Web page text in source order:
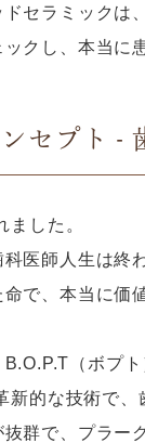
セラミックは
クし、本当に
セプト -
した。
医師人生は終
で、本当に価
（ボプト
新的な技術で
群で、プラー